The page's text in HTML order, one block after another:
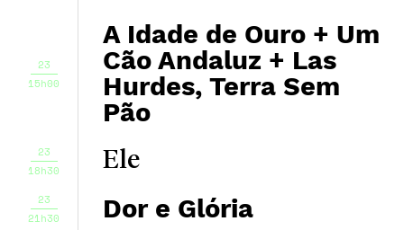
23
15h00
A Idade de Ouro + Um
Cão Andaluz + Las
Hurdes, Terra Sem
Pão
23
18h30
Ele
23
21h30
Dor e Glória